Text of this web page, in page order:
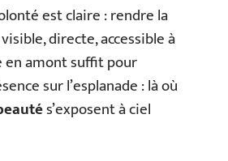
est claire : rendre la
visible, directe, accessible à
en amont suffit pour
sur l’esplanade : là où
s’exposent à ciel